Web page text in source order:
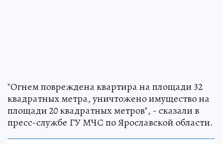
"Огнем повреждена квартира на площади 32
квадратных метра, уничтожено имущество на
площади 20 квадратных метров", - сказали в
пресс-службе ГУ МЧС по Ярославской области.